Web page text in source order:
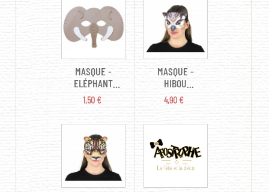
APPLICATEUR)
MASQUE -
ELÉPHANT
(EN MOUSSE)
PRIX
1,50 €
MASQUE -
HIBOU
RÉALISTE (EN
TISSU)
PRIX
4,90 €